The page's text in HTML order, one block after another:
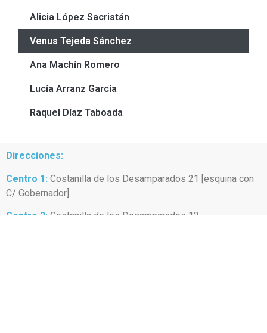
Alicia López Sacristán
Venus Tejeda Sánchez
Ana Machín Romero
Lucía Arranz García
Raquel Díaz Taboada
Direcciones:
Centro 1: Costanilla de los Desamparados 21 [esquina con
C/ Gobernador]
Centro 2: Costanilla de los Desamparados 12